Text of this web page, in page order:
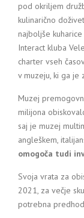
pod okriljem
kulinarično
najboljše
Interact kluba
charter vseh
v muzeju, ki ga je
Muzej
milijona
saj je muzej
angleškem,
omogoča tudi
Svoja vrata za
2021, za večje
potrebna